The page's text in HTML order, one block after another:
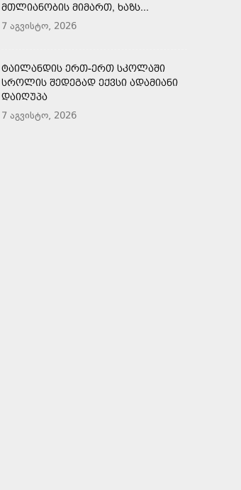
ᲛᲗᲚᲘᲐᲜᲝᲑᲘᲡ ᲛᲘᲛᲐᲠᲗ, ᲮᲐᲖᲡ...
7 აგვისტო, 2026
ᲢᲐᲘᲚᲐᲜᲓᲘᲡ ᲔᲠᲗ-ᲔᲠᲗ ᲡᲙᲝᲚᲐᲨᲘ
ᲡᲠᲝᲚᲘᲡ ᲨᲔᲓᲔᲒᲐᲓ ᲔᲥᲕᲡᲘ ᲐᲓᲐᲛᲘᲐᲜᲘ
ᲓᲐᲘᲦᲣᲞᲐ
7 აგვისტო, 2026